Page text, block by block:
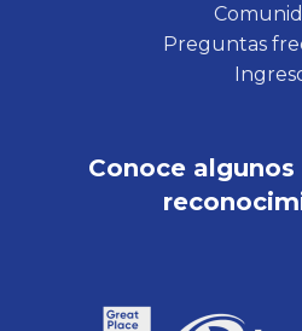
Preguntas
Conoce